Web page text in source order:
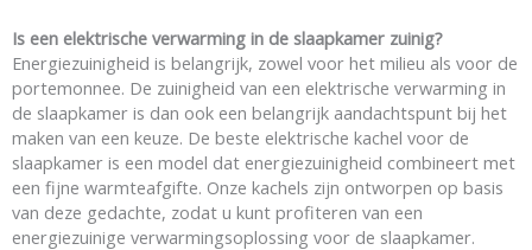
Is een elektrische verwarming in de slaapkamer zuinig?
Energiezuinigheid is belangrijk, zowel voor het milieu als voor de
portemonnee. De zuinigheid van een elektrische verwarming in
de slaapkamer is dan ook een belangrijk aandachtspunt bij het
maken van een keuze. De beste elektrische kachel voor de
slaapkamer is een model dat energiezuinigheid combineert met
een fijne warmteafgifte. Onze kachels zijn ontworpen op basis
van deze gedachte, zodat u kunt profiteren van een
energiezuinige verwarmingsoplossing voor de slaapkamer.